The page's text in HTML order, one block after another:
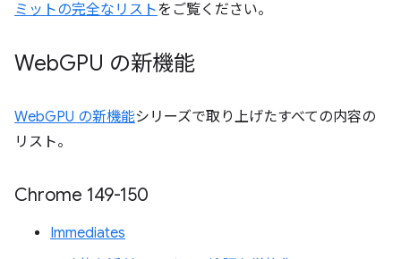
ミットの完全なリストをご覧ください。
WebGPU の新機能
WebGPU の新機能シリーズで取り上げたすべての内容の
リスト。
Chrome 149-150
Immediates